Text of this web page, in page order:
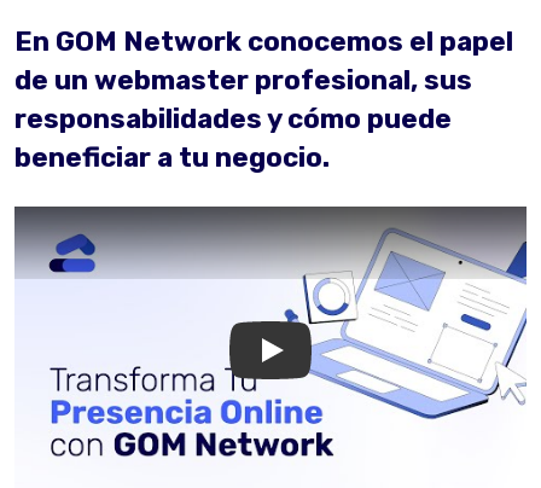
En GOM Network conocemos el papel
de un webmaster profesional, sus
responsabilidades y cómo puede
beneficiar a tu negocio.
GOM Network